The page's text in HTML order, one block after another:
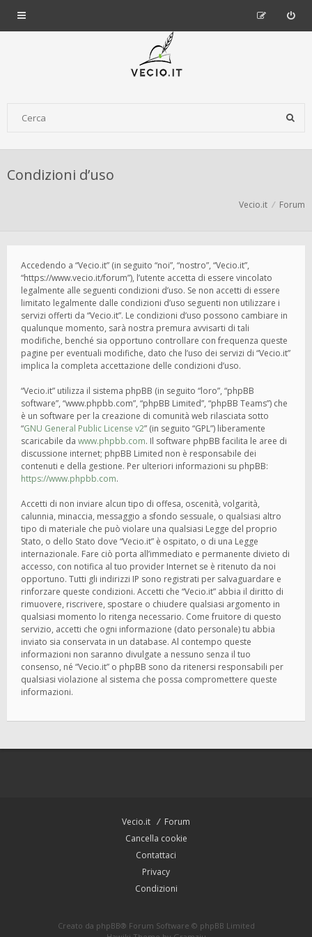
Condizioni d’uso
Vecio.it Forum
Accedendo a “Vecio.it” (in seguito “noi”, “nostro”, “Vecio.it”,
“https://www.vecio.it/forum”), l’utente accetta di essere vincolato
legalmente alle seguenti condizioni d’uso. Se non accetti di essere
limitato legalmente dalle condizioni d’uso seguenti non utilizzare i
servizi offerti da “Vecio.it”. Le condizioni d’uso possono cambiare in
qualunque momento, sarà nostra premura avvisarti di tali
modifiche, benché sia opportuno controllare con frequenza queste
pagine per eventuali modifiche, dato che l’uso dei servizi di “Vecio.it”
implica la completa accettazione delle condizioni d’uso.
“Vecio.it” utilizza il sistema phpBB (in seguito “loro”, “phpBB
software”, “www.phpbb.com”, “phpBB Limited”, “phpBB Teams”) che
è un software per la creazione di comunità web rilasciata sotto
“GNU General Public License v2” (in seguito “GPL”) liberamente
scaricabile da www.phpbb.com. Il software phpBB facilita le aree di
discussione internet; phpBB Limited non è responsabile dei
contenuti e della gestione. Per ulteriori informazioni su phpBB:
https://www.phpbb.com.
Accetti di non inviare alcun tipo di offesa, oscenità, volgarità,
calunnia, minaccia, messaggio a sfondo sessuale, o qualsiasi altro
tipo di materiale che può violare una qualsiasi Legge del proprio
Stato, o dello Stato dove “Vecio.it” è ospitato, o di una Legge
internazionale. Fare ciò porta all’immediato e permanente divieto di
accesso, con notifica al tuo provider Internet se è ritenuto da noi
opportuno. Tutti gli indirizzi IP sono registrati per salvaguardare e
rinforzare queste condizioni. Accetti che “Vecio.it” abbia il diritto di
rimuovere, riscrivere, spostare o chiudere qualsiasi argomento in
qualsiasi momento lo ritenga necessario. Come fruitore di questo
servizio, accetti che ogni informazione (dato personale) tu abbia
inviato sia conservata in un database. Al contempo queste
informazioni non saranno divulgate a nessuno senza il tuo
consenso, né “Vecio.it” o phpBB sono da ritenersi responsabili per
qualsiasi violazione al sistema che possa compromettere queste
informazioni.
Vecio.it
Forum
Cancella cookie
Contattaci
Privacy
Condizioni
Creato da phpBB® Forum Software © phpBB Limited